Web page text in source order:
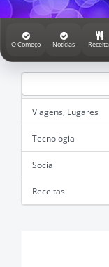
O Começo Notícias
Viagens, Lugares
Tecnologia
Social
Receitas